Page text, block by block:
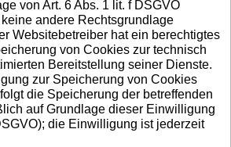
von Art. 6 Abs. 1 lit. f DSGVO
andere Rechtsgrundlage
Websitebetreiber hat ein berechtigtes
von Cookies zur technisch
Bereitstellung seiner Dienste.
zur Speicherung von Cookies
die Speicherung der betreffenden
auf Grundlage dieser Einwilligung
die Einwilligung ist jederzeit